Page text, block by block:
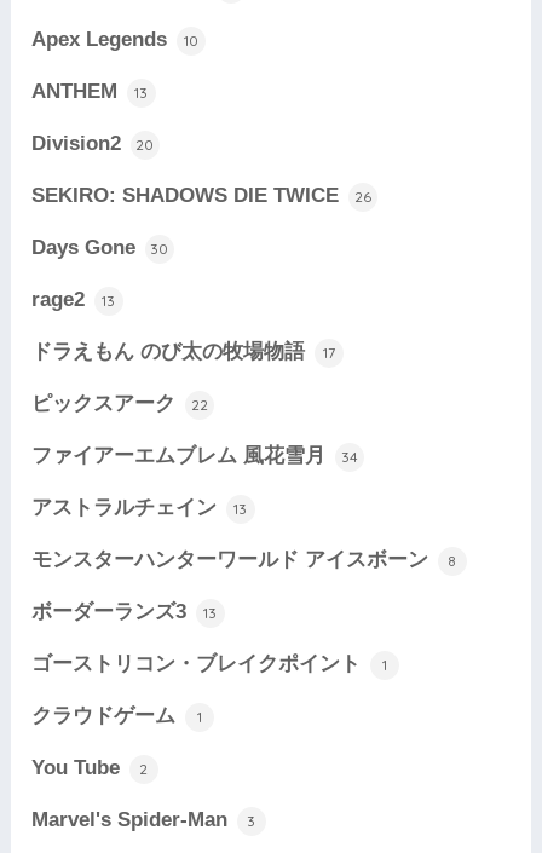
Apex Legends 10
ANTHEM 13
Division2 20
SEKIRO: SHADOWS DIE TWICE 26
Days Gone 30
rage2 13
ドラえもん のび太の牧場物語 17
ピックスアーク 22
ファイアーエムブレム 風花雪月 34
アストラルチェイン 13
モンスターハンターワールド アイスボーン 8
ボーダーランズ3 13
ゴーストリコン・ブレイクポイント 1
クラウドゲーム 1
You Tube 2
Marvel's Spider-Man 3